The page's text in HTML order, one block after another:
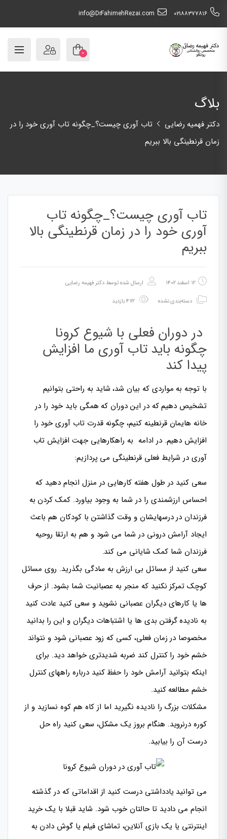
٠٢١٨٨٣٧٧٨١٦ info@DrFahimehRezai.com
۰
بلاگ
دکتر فهمیه رضایی
تاب آوری چیست؟_چگونه تاب آوری خود را در
زمان قرنطینگی بالا ببریم
تاب آوری چیست؟_چگونه تاب
آوری خود را در زمان قرنطینگی بالا
ببریم
۱۲ اسفند ۱۴۰۲ ارسال شده توسطدکتر فهیمه رضایی
دسته‌بندی نشده ۴۷۲ بازدید
در دوران فعلی با شیوع کرونا
چگونه باید تاب آوری ما افزایش
پیدا کند
با توجه به مواردی که بیان شد، شاید به راحتی بتوانیم
تشخیص دهیم که در این دوران که همگی باید خود را در
خانه هایمان قرنطینه کنیم، چگونه قدرت تاب آوری خود را
افزایش دهیم. در ادامه به راهکارهایی جهت افزایش تاب
آوری در شرایط فعلی قرنطینگی می پردازیم:
سعی کنید در طول هفته کارهایی در منزل انجام دهید که
احساس ارزشمندی را در شما به وجود بیاورد. کمک کردن به
فرزندان در درسهایشان و وقت گذاشتن با کودکان هم باعث
ایجاد آرامش درونی در شما می شود و هم به ارتقا روحیه
فرزندان شما کمک شایانی می کند.
سعی کنید از مسائل بی ارزش به سادگی بگذرید. روی مسائل
کوچک تمرکز نکنید که منجر به عصبانیت شما بشود. از حرف
ها یا کارهای دیگران عصبانی نشوید و سعی کنید عادت کنید
به نادیده گرفتن بدی ها یا اشتباهات دیگران و این را بدانید
مخصوصا در زمان فعلی، کسی که زود عصبانی شود و نتواند
خشم خود را کنترل کند ضربه شدیدتری خواهد دید. برای
اینکه بتوانید آرامش خود را حفظ کنید درباره راههای کنترل
خشم مطالعه کنید.
مشکلات بزرگ را نادیده نگیرید اما از کاه هم کوه نسازید و از
کوره درنروید. هنگام بروز یک مشکل، سعی کنید راه حل
درست آن را بیابید.
می توانید یادداشتی درست کنید از اقداماتی که در گذشته
انجام می دادید تا حالتان خوب شود. شاید قبلا با یک خرید
اینترنتی یا یک بازی آنلاین، تماشای فیلم یا گوش دادن به